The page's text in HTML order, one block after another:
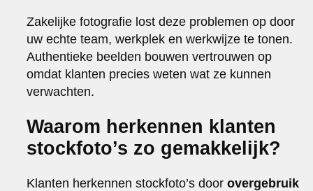
Zakelijke fotografie lost deze problemen op door
uw echte team, werkplek en werkwijze te tonen.
Authentieke beelden bouwen vertrouwen op
omdat klanten precies weten wat ze kunnen
verwachten.
Waarom herkennen klanten
stockfoto’s zo gemakkelijk?
Klanten herkennen stockfoto’s doorovergebruik